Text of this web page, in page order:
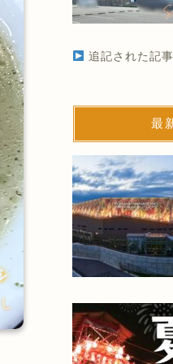
追記された記
最